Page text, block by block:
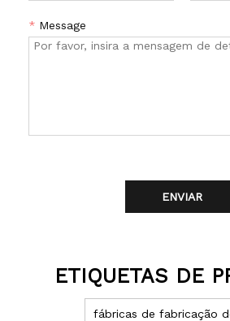
* Message
ENVIAR
ETIQUETAS DE
fábricas de fabricação